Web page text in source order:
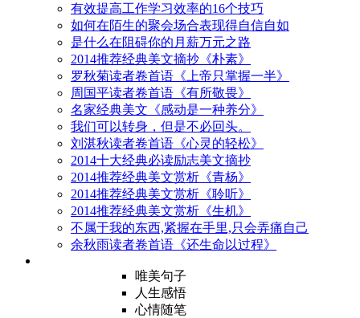
有效提高工作学习效率的16个技巧
如何在陌生的聚会场合表现得自信自如
是什么在阻碍你的月薪万元之路
2014推荐经典美文摘抄《朴素》
罗秋菊读者卷首语《上帝只掌握一半》
周国平读者卷首语《有所敬畏》
名家经典美文《感动是一种养分》
我们可以转身，但是不必回头。
刘湛秋读者卷首语《心灵的轻松》
2014十大经典必读励志美文摘抄
2014推荐经典美文赏析《青杨》
2014推荐经典美文赏析《聆听》
2014推荐经典美文赏析《生机》
不属于我的东西,紧握在手里,只会弄痛自己
余秋雨读者卷首语《还生命以过程》
唯美句子
人生感悟
心情随笔